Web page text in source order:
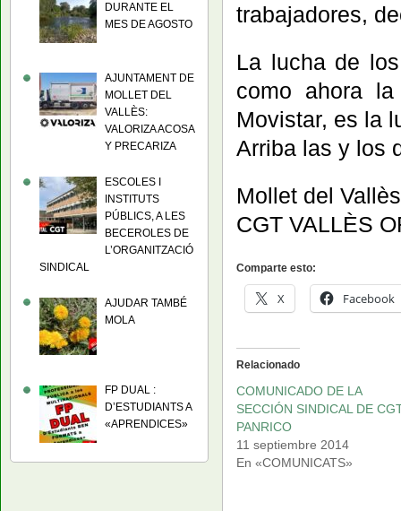
trabajadores,
La lucha de
como ahora
Movistar, es la
Arriba las y los
Mollet del
CGT VALLÈS
Comparte esto:
X Facebook
Relacionado
COMUNICADO DE LA
SECCIÓN SINDICAL DE
PANRICO
11 septiembre 2014
En «COMUNICATS»
DURANTE EL
MES DE AGOSTO
AJUNTAMENT DE
MOLLET DEL
VALLÈS:
VALORIZA ACOSA
Y PRECARIZA
ESCOLES I
INSTITUTS
PÚBLICS, A LES
BECEROLES DE
L’ORGANITZACIÓ
SINDICAL
AJUDAR TAMBÉ
MOLA
FP DUAL :
D’ESTUDIANTS A
«APRENDICES»